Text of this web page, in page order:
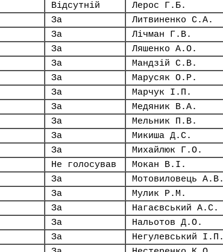
Відсутній Лерос Г.Б.
За Литвиненко С.А.
За Лічман Г.В.
За Ляшенко А.О.
За Мандзій С.В.
За Марусяк О.Р.
За Марчук І.П.
За Медяник В.А.
За Мельник П.В.
За Микиша Д.С.
За Михайлюк Г.О.
Не голосував Мокан В.І.
За Мотовиловець А.В.
За Мулик Р.М.
За Нагаєвський А.С.
За Нальотов Д.О.
За Негулевський І.П.